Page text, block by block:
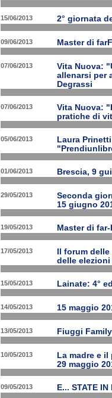
15/06/2013 2° giornata
09/06/2013 Master di
07/06/2013
Vita Nuova:
allenarsi per
Degrassi
07/06/2013
Vita Nuova:
pratiche di
05/06/2013
Laura
01/06/2013 Brescia, 9
29/05/2013
Seconda
15 giugno
19/05/2013 Master di
17/05/2013
Il forum
delle elezioni
15/05/2013 Lainate: 4°
14/05/2013 15 maggio
13/05/2013 Fiuggi
10/05/2013
La madre e
29 maggio
09/05/2013 E... STATE